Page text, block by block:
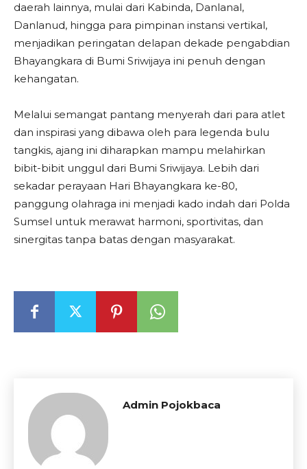
daerah lainnya, mulai dari Kabinda, Danlanal,
Danlanud, hingga para pimpinan instansi vertikal,
menjadikan peringatan delapan dekade pengabdian
Bhayangkara di Bumi Sriwijaya ini penuh dengan
kehangatan.
Melalui semangat pantang menyerah dari para atlet
dan inspirasi yang dibawa oleh para legenda bulu
tangkis, ajang ini diharapkan mampu melahirkan
bibit-bibit unggul dari Bumi Sriwijaya. Lebih dari
sekadar perayaan Hari Bhayangkara ke-80,
panggung olahraga ini menjadi kado indah dari Polda
Sumsel untuk merawat harmoni, sportivitas, dan
sinergitas tanpa batas dengan masyarakat.
Admin Pojokbaca